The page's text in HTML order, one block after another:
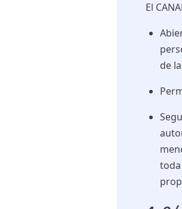
El
de